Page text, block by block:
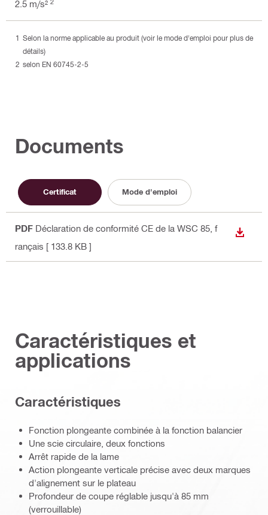
2.5 m/s²
Selon la norme applicable au produit (voir le mode d'emploi pour plus de
détails)
selon EN 60745-2-5
Documents
Certificat Mode d'emploi
PDF Déclaration de conformité CE de la WSC 85 , f
rançais [ 133.8 KB ]
Caractéristiques et
applications
Caractéristiques
Fonction plongeante combinée à la fonction balancier
Une scie circulaire, deux fonctions
Arrêt rapide de la lame
Action plongeante verticale précise avec deux marques
d'alignement sur le plateau
Profondeur de coupe réglable jusqu'à 85 mm
(verrouillable)